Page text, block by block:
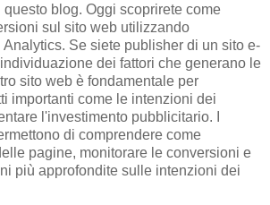
blog. Oggi scoprirete come
sul sito web utilizzando
Se siete publisher di un sito e-
dei fattori che generano le
sito web è fondamentale per
importanti come le intenzioni dei
l'investimento pubblicitario. I
di comprendere come
pagine, monitorare le conversioni e
più approfondite sulle intenzioni dei